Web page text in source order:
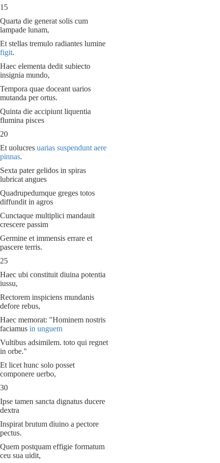
15
Quarta die generat solis cum
lampade lunam,
Et stellas tremulo radiantes lumine
figit.
Haec elementa dedit subiecto
insignia mundo,
Tempora quae doceant uarios
mutanda per ortus.
Quinta die accipiunt liquentia
flumina pisces
20
Et uolucres uarias suspendunt aere
pinnas.
Sexta pater gelidos in spiras
lubricat angues
Quadrupedumque greges totos
diffundit in agros
Cunctaque multiplici mandauit
crescere passim
Germine et immensis errare et
pascere terris.
25
Haec ubi constituit diuina potentia
iussu,
Rectorem inspiciens mundanis
defore rebus,
Haec memorat: "Hominem nostris
faciamus in unguem
Vultibus adsimilem. toto qui regnet
in orbe."
Et licet hunc solo posset
componere uerbo,
30
Ipse tamen sancta dignatus ducere
dextra
Inspirat brutum diuino a pectore
pectus.
Quem postquam effigie formatum
ceu sua uidit,